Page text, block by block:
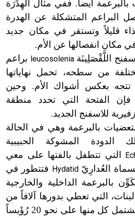
بالبرعمة أيضاً. ففي مثال الهِدْرَة
البراعم المتشكلة عن الهدرة
قليلاً وتستقر في مكان جديد
مكان انفصالها عن الأم.
اللَّقْصَلِينَةleucosolenia براعم
من سطحه، تحمل نهاياتها
تتجه بعكس أشواك الأم. وحين
فإن الفتحة التي تحدد منطقة
للاسفنج الجديد.
بالبرعمة وهي في الحالة
الدودة المشوكة الحبيبية
التي تتطفل بالفتها على معي
العُدارِيّHydatid فتتطور في
بالبرعمة الداخلية والخارجية
التي تعطي بدورها آلافاً من
كل منها على نحو 20 رُؤَيساً